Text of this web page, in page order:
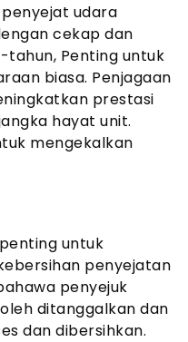
udara
cekap dan
Penting untuk
biasa. Penjagaan
prestasi
hayat unit.
mengekalkan
untuk
penyejatan
penyejuk
ditanggalkan dan
dan dibersihkan.